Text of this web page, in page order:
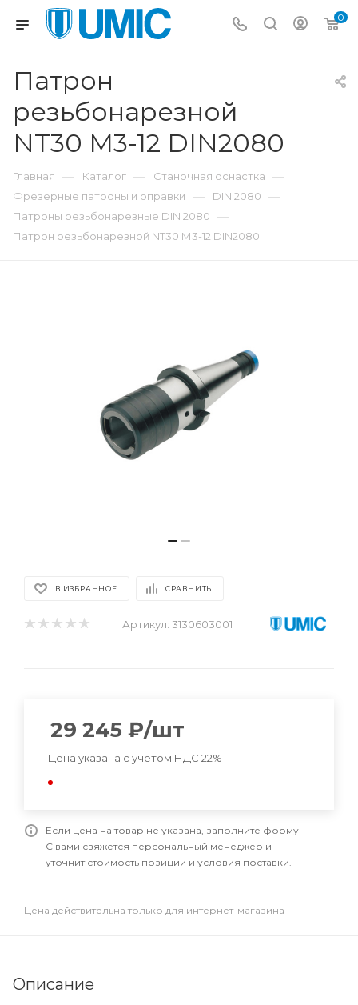
0
Патрон
резьбонарезной
NT30 М3-12 DIN2080
Главная — Каталог — Станочная оснастка —
Фрезерные патроны и оправки — DIN 2080 —
Патроны резьбонарезные DIN 2080 —
Патрон резьбонарезной NT30 М3-12 DIN2080
В ИЗБРАННОЕ СРАВНИТЬ
Артикул: 3130603001
29 245 ₽/шт
Цена указана с учетом НДС 22%
Если цена на товар не указана, заполните форму
С вами свяжется персональный менеджер и
уточнит стоимость позиции и условия поставки.
Цена действительна только для интернет-магазина
Описание